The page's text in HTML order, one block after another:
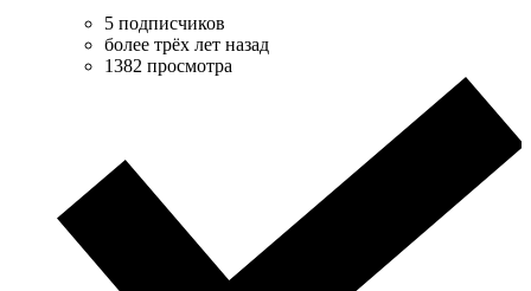
5 подписчиков
более трёх лет назад
1382 просмотра